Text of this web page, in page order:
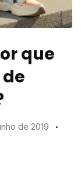
que
de 2019